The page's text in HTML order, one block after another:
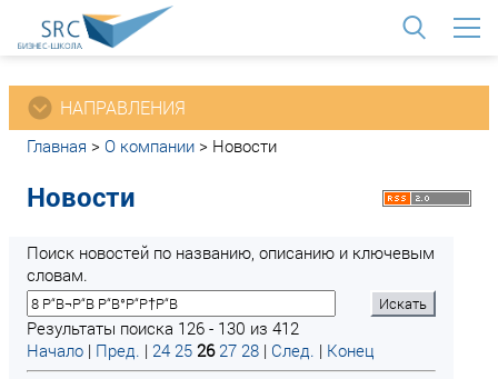
НАПРАВЛЕНИЯ
Главная > О компании > Новости
Новости
Поиск новостей по названию, описанию и ключевым
словам.
Результаты поиска 126 - 130 из 412
Начало | Пред. | 24 25 26 27 28 | След. | Конец